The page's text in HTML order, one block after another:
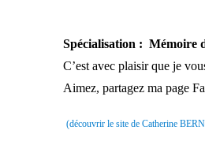
Spécialisation : Mémoire
C’est avec plaisir que je
Aimez, partagez ma page
(découvrir le site de Catherine